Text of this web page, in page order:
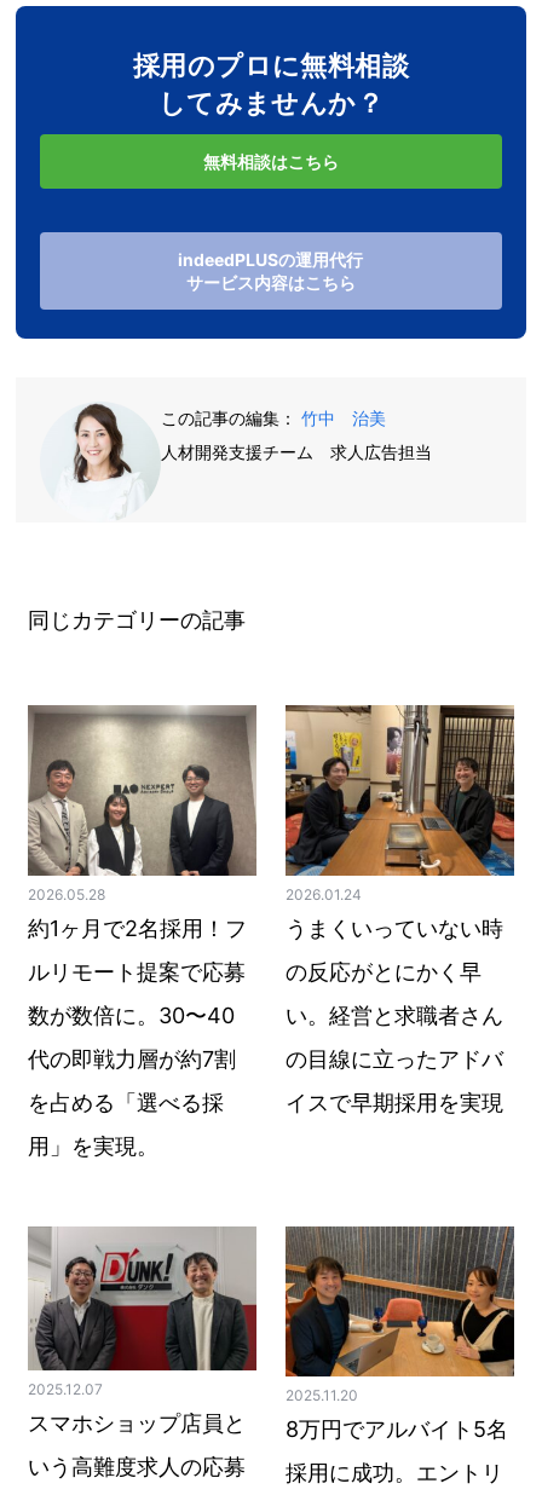
採用のプロに無料相談
してみませんか？
無料相談はこちら
indeedPLUSの運用代行
サービス内容はこちら
この記事の編集：竹中 治美
人材開発支援チーム 求人広告担当
同じカテゴリーの記事
2026.05.28
約1ヶ月で2名採用！フ
ルリモート提案で応募
数が数倍に。30〜40
代の即戦力層が約7割
を占める「選べる採
用」を実現。
2026.01.24
うまくいっていない時
の反応がとにかく早
い。経営と求職者さん
の目線に立ったアドバ
イスで早期採用を実現
2025.12.07
スマホショップ店員と
いう高難度求人の応募
2025.11.20
8万円でアルバイト5名
採用に成功。エントリ